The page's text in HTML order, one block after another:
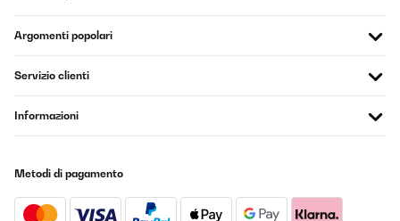
Argomenti popolari
Servizio clienti
Informazioni
Metodi di pagamento